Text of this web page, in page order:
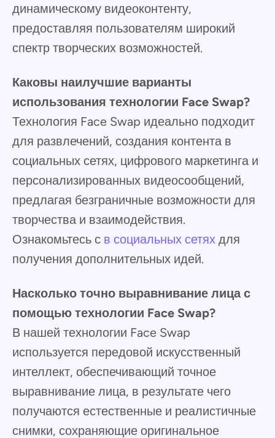
динамическому видеоконтенту,
предоставляя пользователям широкий
спектр творческих возможностей.
Каковы наилучшие варианты
использования технологии Face Swap?
Технология Face Swap идеально подходит
для развлечений, создания контента в
социальных сетях, цифрового маркетинга и
персонализированных видеосообщений,
предлагая безграничные возможности для
творчества и взаимодействия.
Ознакомьтесь с в социальных сетях для
получения дополнительных идей.
Насколько точно выравнивание лица с
помощью технологии Face Swap?
В нашей технологии Face Swap
используется передовой искусственный
интеллект, обеспечивающий точное
выравнивание лица, в результате чего
получаются естественные и реалистичные
снимки, сохраняющие оригинальное